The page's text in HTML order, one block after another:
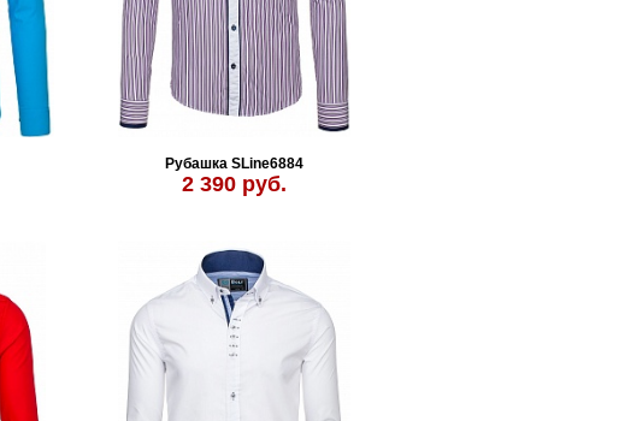
Рубашка SLine6884
2 390 руб.